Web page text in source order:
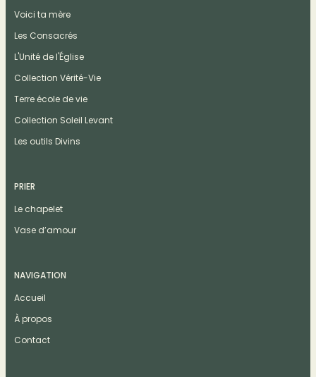
Voici ta mère
Les Consacrés
L'Unité de l'Église
Collection Vérité-Vie
Terre école de vie
Collection Soleil Levant
Les outils Divins
PRIER
Le chapelet
Vase d’amour
NAVIGATION
Accueil
À propos
Contact